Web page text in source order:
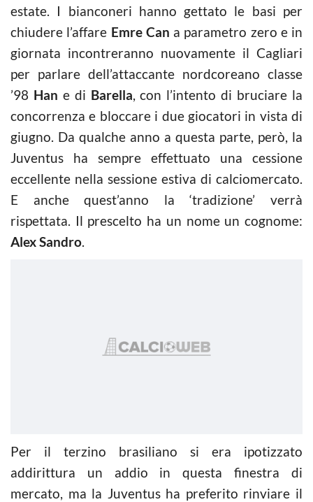
estate. I bianconeri hanno gettato le basi per
chiudere l’affare Emre Can a parametro zero e in
giornata incontreranno nuovamente il Cagliari
per parlare dell’attaccante nordcoreano classe
’98 Han e di Barella, con l’intento di bruciare la
concorrenza e bloccare i due giocatori in vista di
giugno. Da qualche anno a questa parte, però, la
Juventus ha sempre effettuato una cessione
eccellente nella sessione estiva di calciomercato.
E anche quest’anno la ‘tradizione’ verrà
rispettata. Il prescelto ha un nome un cognome:
Alex Sandro.
Per il terzino brasiliano si era ipotizzato
addirittura un addio in questa finestra di
mercato, ma la Juventus ha preferito rinviare il